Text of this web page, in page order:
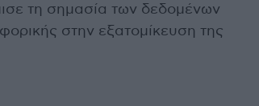
τη σημασία των δεδομένων
στην εξατομίκευση της